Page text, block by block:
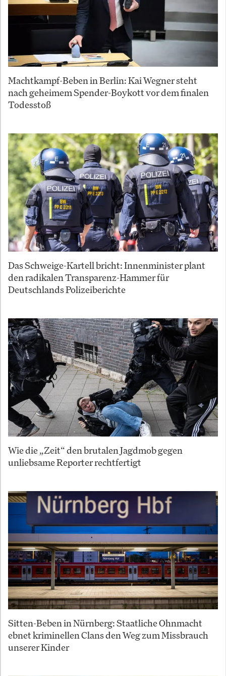
Machtkampf-Beben in Berlin: Kai Wegner steht
nach geheimem Spender-Boykott vor dem finalen
Todesstoß
Das Schweige-Kartell bricht: Innenminister plant
den radikalen Transparenz-Hammer für
Deutschlands Polizeiberichte
Wie die „Zeit“ den brutalen Jagdmob gegen
unliebsame Reporter rechtfertigt
Sitten-Beben in Nürnberg: Staatliche Ohnmacht
ebnet kriminellen Clans den Weg zum Missbrauch
unserer Kinder